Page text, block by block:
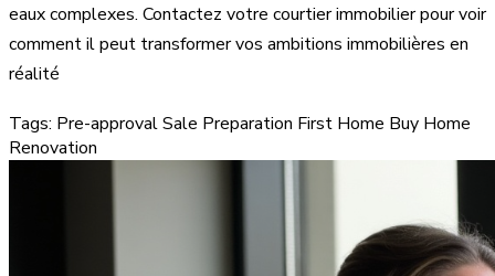
eaux complexes. Contactez votre courtier immobilier pour voir
comment il peut transformer vos ambitions immobilières en
réalité
Tags: Pre-approvalSale Preparation First Home Buy Home
Renovation